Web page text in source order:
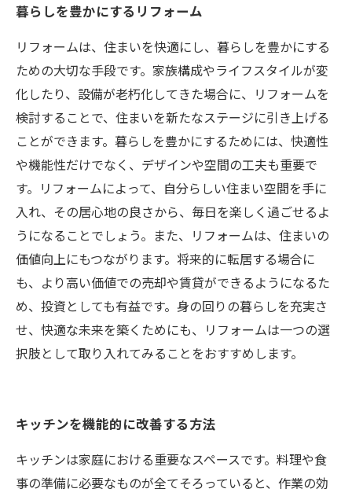
暮らしを豊かにするリフォーム
リフォームは、住まいを快適にし、暮らしを豊かにする
ための大切な手段です。家族構成やライフスタイルが変
化したり、設備が老朽化してきた場合に、リフォームを
検討することで、住まいを新たなステージに引き上げる
ことができます。暮らしを豊かにするためには、快適性
や機能性だけでなく、デザインや空間の工夫も重要で
す。リフォームによって、自分らしい住まい空間を手に
入れ、その居心地の良さから、毎日を楽しく過ごせるよ
うになることでしょう。また、リフォームは、住まいの
価値向上にもつながります。将来的に転居する場合に
も、より高い価値での売却や賃貸ができるようになるた
め、投資としても有益です。身の回りの暮らしを充実さ
せ、快適な未来を築くためにも、リフォームは一つの選
択肢として取り入れてみることをおすすめします。
キッチンを機能的に改善する方法
キッチンは家庭における重要なスペースです。料理や食
事の準備に必要なものが全てそろっていると、作業の効